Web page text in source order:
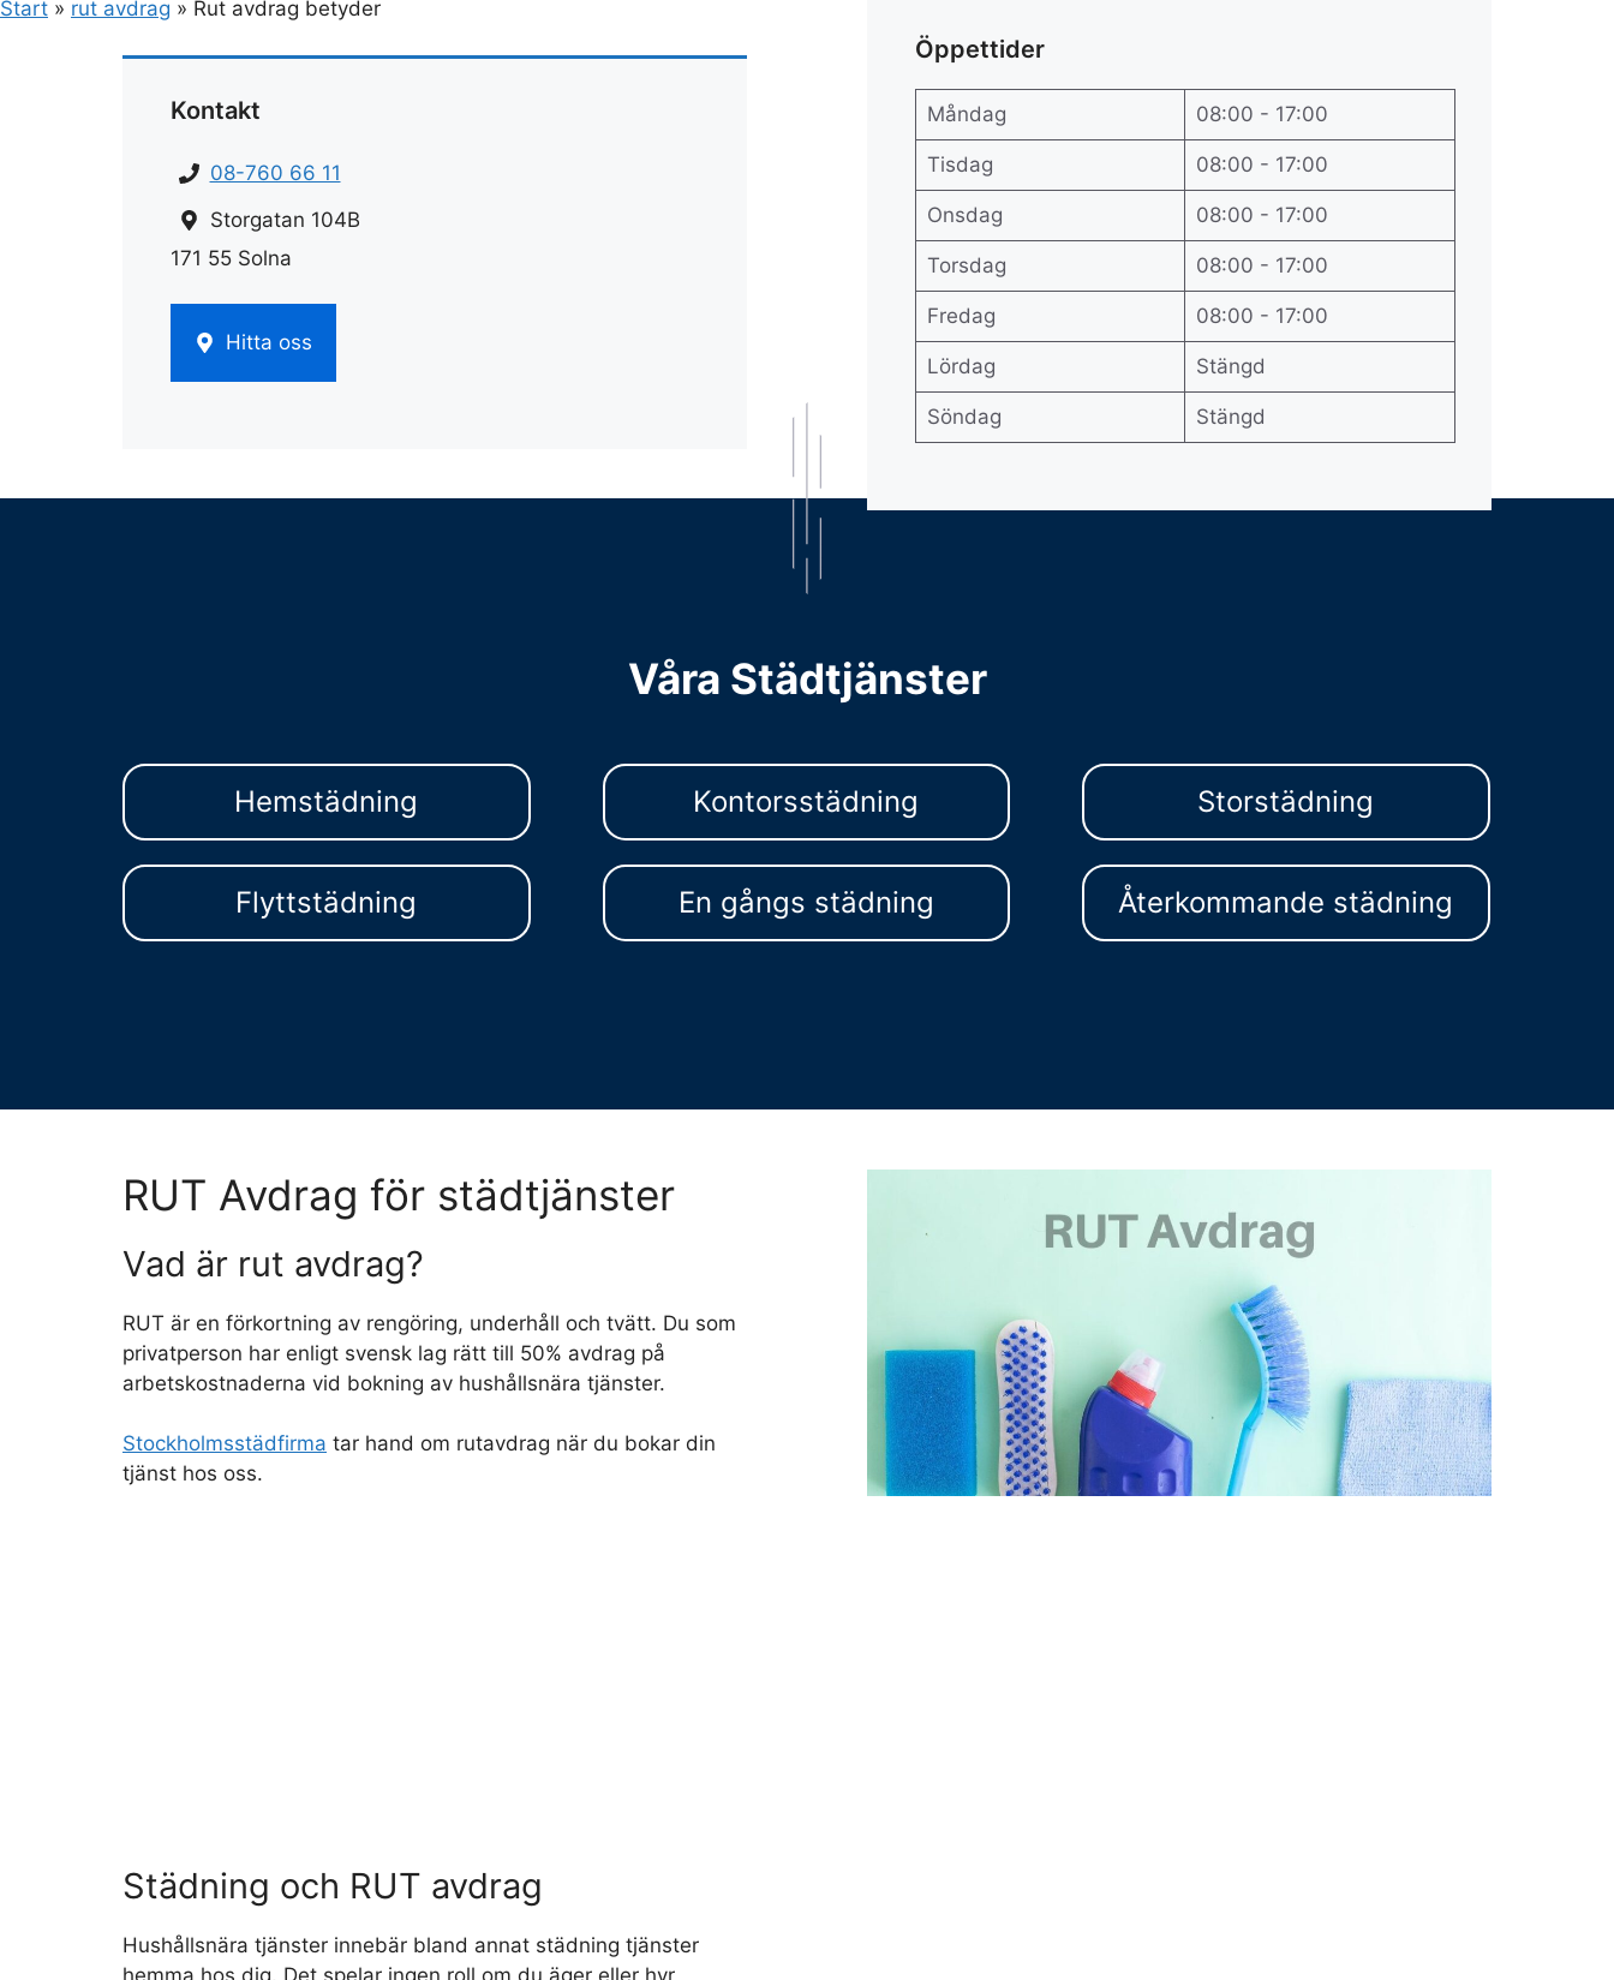
Start » rut avdrag » Rut avdrag betyder
Kontakt
08-760 66 11
Storgatan 104B
171 55 Solna
Hitta oss
Öppettider
Måndag 08:00 - 17:00
Tisdag 08:00 - 17:00
Onsdag 08:00 - 17:00
Torsdag 08:00 - 17:00
Fredag 08:00 - 17:00
Lördag Stängd
Söndag Stängd
Våra Städtjänster
Hemstädning Kontorsstädning Storstädning
Flyttstädning En gångs städning Återkommande städning
RUT Avdrag för städtjänster
Vad är rut avdrag?
RUT är en förkortning av rengöring, underhåll och tvätt. Du som
privatperson har enligt svensk lag rätt till 50% avdrag på
arbetskostnaderna vid bokning av hushållsnära tjänster.
Stockholmsstädfirma tar hand om rutavdrag när du bokar din
tjänst hos oss.
Städning och RUT avdrag
Hushållsnära tjänster innebär bland annat städning tjänster
hemma hos dig. Det spelar ingen roll om du äger eller hyr